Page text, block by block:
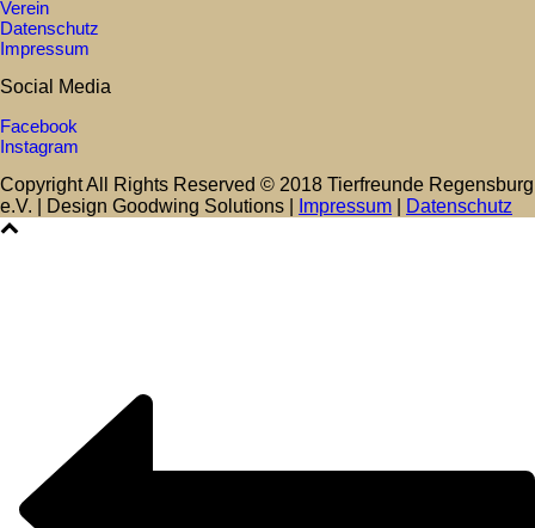
Verein
Datenschutz
Impressum
Social Media
Facebook
Instagram
Copyright All Rights Reserved © 2018 Tierfreunde Regensburg
e.V. | Design Goodwing Solutions |
Impressum Datenschutz